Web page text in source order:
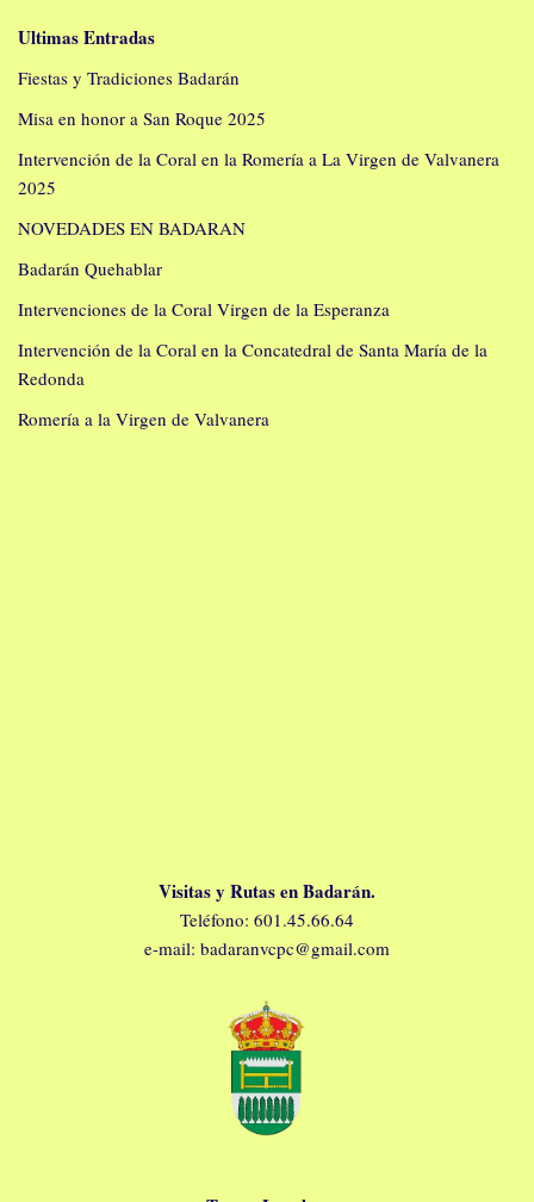
Ultimas Entradas
Fiestas y Tradiciones Badarán
Misa en honor a San Roque 2025
Intervención de la Coral en la Romería a La Virgen de Valvanera
2025
NOVEDADES EN BADARAN
Badarán Quehablar
Intervenciones de la Coral Virgen de la Esperanza
Intervención de la Coral en la Concatedral de Santa María de la
Redonda
Romería a la Virgen de Valvanera
Visitas y Rutas en Badarán.
Teléfono: 601.45.66.64
e-mail: badaranvcpc@gmail.com